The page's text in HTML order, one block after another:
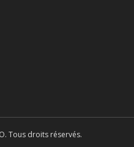
Tous droits réservés.